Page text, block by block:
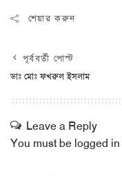
শেয়ার করুন
পূর্ববর্তী পোস্ট
ডাঃ মোঃ ফখরুল ইসলাম
Leave a Reply
You must be logged in